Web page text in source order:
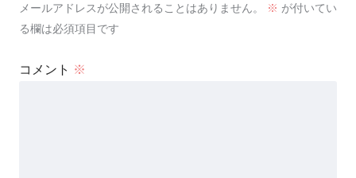
メールアドレスが公開されることはありません。 ※ が付いてい
る欄は必須項目です
コメント ※